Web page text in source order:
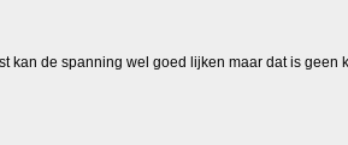
kan de spanning wel goed lijken maar dat is geen